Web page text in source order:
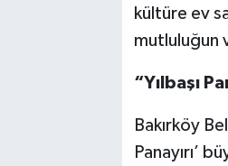
kültüre ev
mutluluğun
“Yılbaşı
Bakırköy
Panayırı’